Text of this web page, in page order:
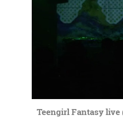
Teengirl Fantasy live